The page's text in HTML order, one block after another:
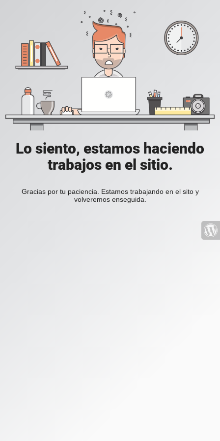
Lo siento, estamos haciendo
trabajos en el sitio.
Gracias por tu paciencia. Estamos trabajando en el sito y
volveremos enseguida.